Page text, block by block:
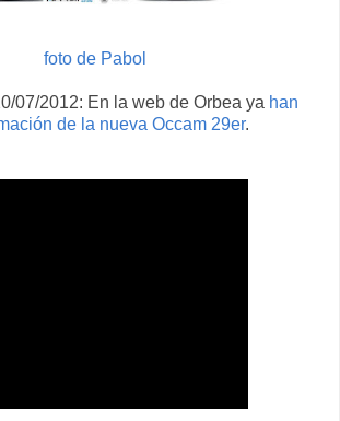
foto de Pabol
07/2012: En la web de Orbea ya han
de la nueva Occam 29er.